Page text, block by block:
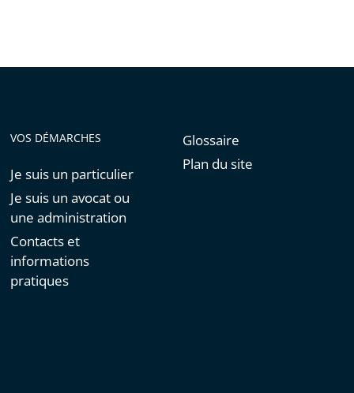
VOS DÉMARCHES
Je suis un particulier
Je suis un avocat ou
une administration
Contacts et
informations
pratiques
Glossaire
Plan du site